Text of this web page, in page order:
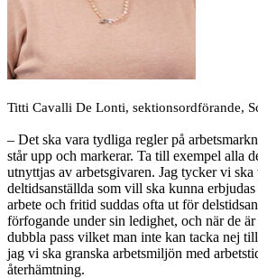
Titti Cavalli De Lonti, sektionsordförande,
– Det ska vara tydliga regler på
står upp och markerar. Ta till exempel alla
utnyttjas av arbetsgivaren. Jag tycker vi
deltidsanställda som vill ska kunna
arbete och fritid suddas ofta ut för
förfogande under sin ledighet, och när de
dubbla pass vilket man inte kan tacka nej
jag vi ska granska arbetsmiljön med
återhämtning.